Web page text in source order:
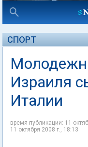
СПОРТ
Израиля
Италии
время публикации: 11
11 октября 2008 г., 18:13